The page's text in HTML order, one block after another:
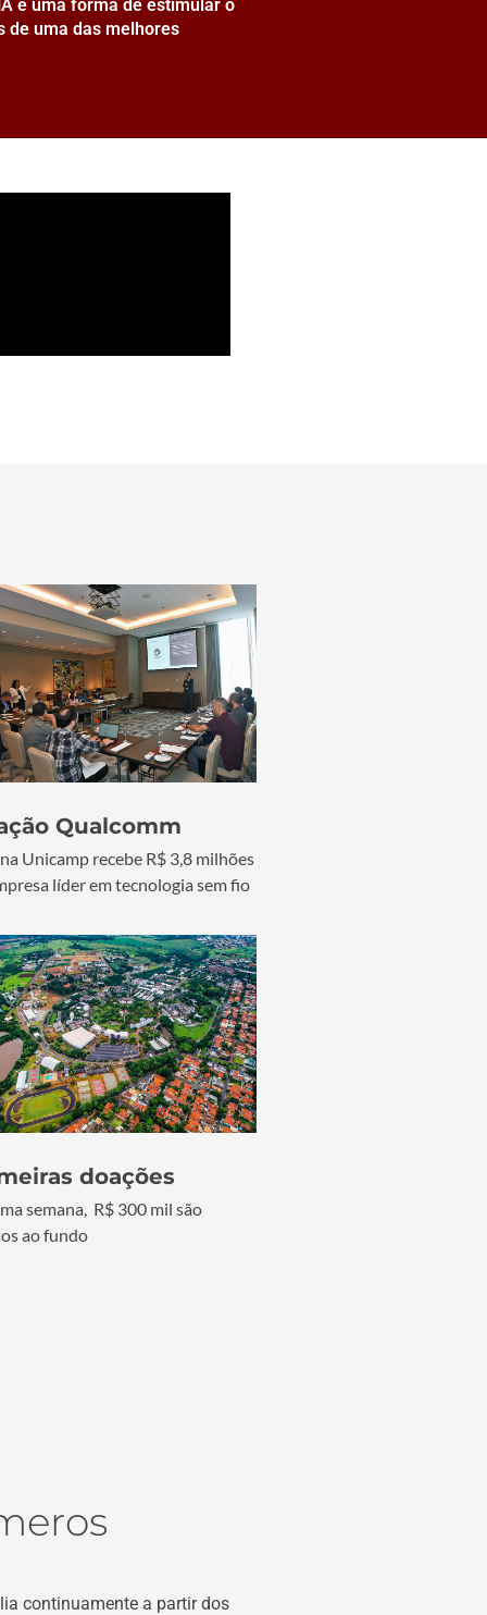
é uma forma de estimular o
de uma das melhores
Qualcomm
Unicamp recebe R$ 3,8 milhões
líder em tecnologia sem fio
doações
semana, R$ 300 mil são
ao fundo
continuamente a partir dos